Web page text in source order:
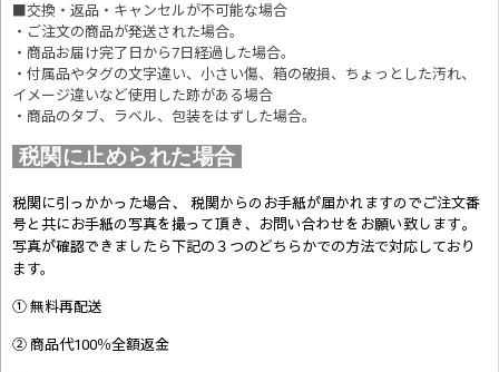
■交換・返品・キャンセルが不可能な場合
・ご注文の商品が発送された場合。
・商品お届け完了日から7日経過した場合。
・付属品やタグの文字違い、小さい傷、箱の破損、ちょっとした汚れ、
イメージ違いなど使用した跡がある場合
・商品のタブ、ラベル、包装をはずした場合。
税関に止められた場合
税関に引っかかった場合、 税関からのお手紙が届かれますのでご注文番
号と共にお手紙の写真を撮って頂き、お問い合わせをお願い致します。
写真が確認できましたら 下記の３つのどちらかでの方法で対応しており
ます。
① 無料再配送
② 商品代100％全額返金